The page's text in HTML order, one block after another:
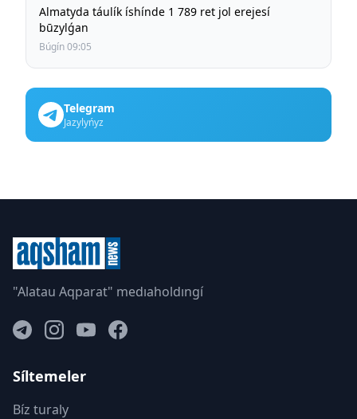
Almatyda táulík íshínde 1 789 ret jol erejesí
būzylǵan
Búgín 09:05
Telegram
Jazylyńyz
"Alatau Aqparat" medıaholdıngí
Síltemeler
Bíz turaly